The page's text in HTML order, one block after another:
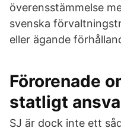
överensstämmelse
svenska
eller ägande
Förorenade
statligt
SJ är dock inte ett